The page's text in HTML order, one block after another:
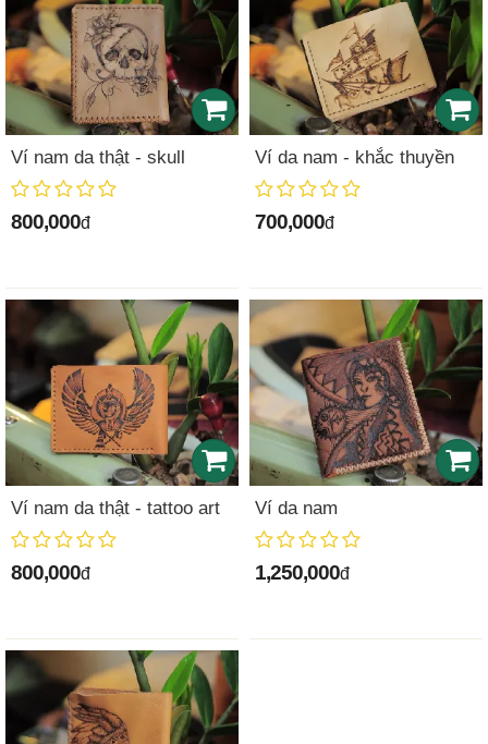
Ví nam da thật - skull
800,000đ
Ví da nam - khắc thuyền
700,000đ
Ví nam da thật - tattoo art
800,000đ
Ví da nam
1,250,000đ